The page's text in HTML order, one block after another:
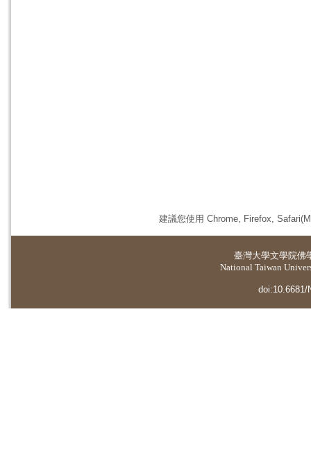
建議您使用 Chrome, Firefox,
臺灣大學文學院佛
National Taiwan
doi:10.6681/